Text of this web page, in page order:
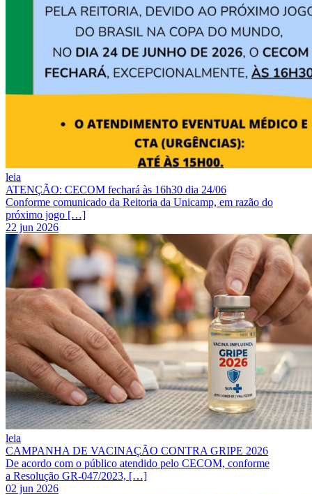
leia
ATENÇÃO: CECOM fechará às 16h30 dia 24/06
Conforme comunicado da Reitoria da Unicamp, em razão do
próximo jogo […]
22 jun 2026
leia
CAMPANHA DE VACINAÇÃO CONTRA GRIPE 2026
De acordo com o público atendido pelo CECOM, conforme
a Resolução GR-047/2023, […]
02 jun 2026